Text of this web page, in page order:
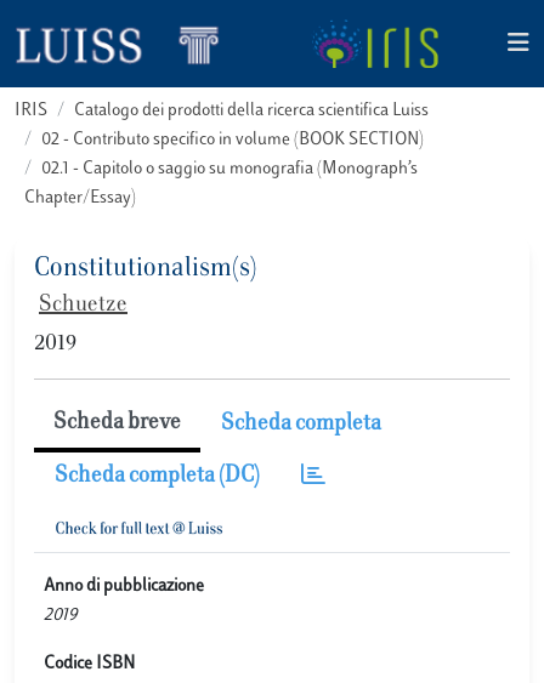
IRIS
Catalogo dei prodotti della ricerca scientifica Luiss
02 - Contributo specifico in volume (BOOK SECTION)
02.1 - Capitolo o saggio su monografia (Monograph’s
Chapter/Essay)
Constitutionalism(s)
Schuetze
2019
Scheda breve Scheda completa
Scheda completa (DC)
Anno di pubblicazione
2019
Codice ISBN